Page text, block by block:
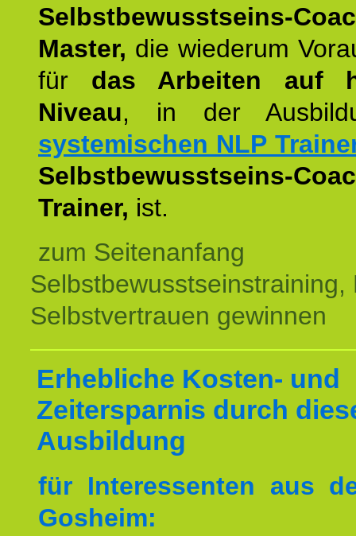
Selbstbewusstseins-
Master, die wiederum
für das Arbeiten auf
Niveau, in der
systemischen NLP
Selbstbewusstseins-
Trainer, ist.
zum Seitenanfang
Selbstbewusstseinstraining,
Selbstvertrauen gewinnen
Erhebliche Kosten- und
Zeitersparnis durch
Ausbildung
für Interessenten aus
Gosheim: